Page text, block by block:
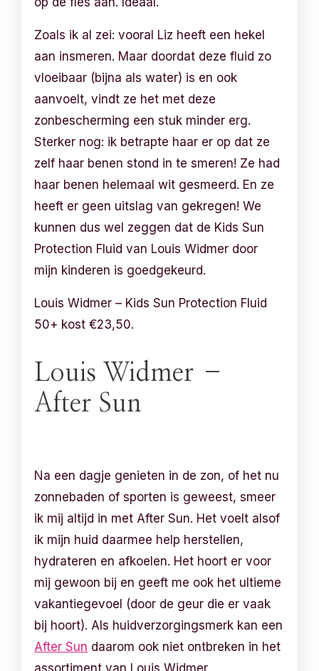
Zoals ik al zei: vooral Liz heeft een hekel
aan insmeren. Maar doordat deze fluid zo
vloeibaar (bijna als water) is en ook
aanvoelt, vindt ze het met deze
zonbescherming een stuk minder erg.
Sterker nog: ik betrapte haar er op dat ze
zelf haar benen stond in te smeren! Ze had
haar benen helemaal wit gesmeerd. En ze
heeft er geen uitslag van gekregen! We
kunnen dus wel zeggen dat de Kids Sun
Protection Fluid van Louis Widmer door
mijn kinderen is goedgekeurd.
Louis Widmer – Kids Sun Protection Fluid
50+ kost €23,50.
Louis Widmer –
After Sun
Na een dagje genieten in de zon, of het nu
zonnebaden of sporten is geweest, smeer
ik mij altijd in met After Sun. Het voelt alsof
ik mijn huid daarmee help herstellen,
hydrateren en afkoelen. Het hoort er voor
mij gewoon bij en geeft me ook het ultieme
vakantiegevoel (door de geur die er vaak
bij hoort). Als huidverzorgingsmerk kan een
After Sun daarom ook niet ontbreken in het
assortiment van Louis Widmer.